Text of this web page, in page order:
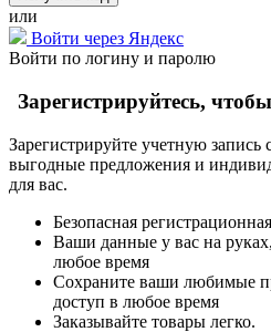
или
Войти через Яндекс
Войти по логину и паролю
Зарегистрируйтесь,
Зарегистрируйте учетную запись
выгодные предложения и
для вас.
Безопасная
Ваши данные у вас на
любое время
Сохраните ваши любимые
доступ в любое время
Заказывайте товары легко.